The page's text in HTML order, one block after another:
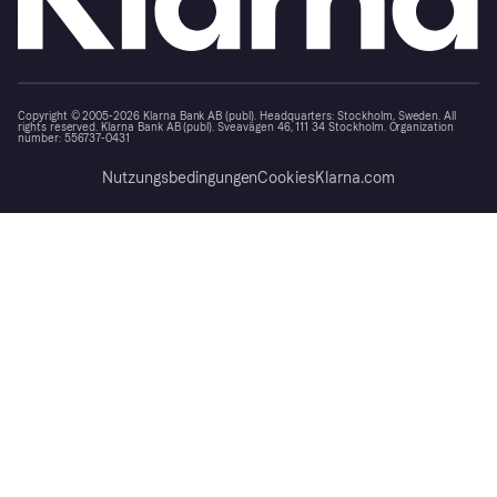
Copyright © 2005-2026 Klarna Bank AB (publ). Headquarters: Stockholm, Sweden. All
rights reserved. Klarna Bank AB (publ). Sveavägen 46, 111 34 Stockholm. Organization
number: 556737-0431
NutzungsbedingungenCookiesKlarna.com